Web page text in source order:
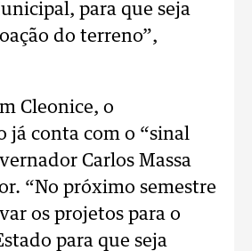
para que seja
do terreno”,
Cleonice, o
já conta com o “sinal
Carlos Massa
“No próximo semestre
os projetos para o
para que seja